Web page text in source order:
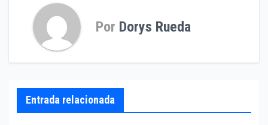
Por Dorys Rueda
Entrada relacionada